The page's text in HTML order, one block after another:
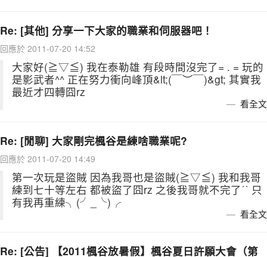
Re: [其他] 分享一下大家的職業和伺服器吧！
回應於 2011-07-20 14:52
大家好(≧▽≦) 我在泰勒雄 有段時間沒完了= . = 玩的
是影武者^^ 正在努力衝向峰頂&lt;(￣︶￣)&gt; 其實我
最近才四轉囧rz
看全文
Re: [閒聊] 大家剛完楓谷是練啥職業呢?
回應於 2011-07-20 14:49
第一次玩是盜賊 因為我哥也是盜賊(≧▽≦) 我和我哥
練到七十等左右 都被盜了囧rz 之後我哥就不完了ˊˋ 只
有我再重練╮(╯_╰)╭
看全文
Re: [公告] 【2011楓谷放暑假】楓谷夏日許願大會（第